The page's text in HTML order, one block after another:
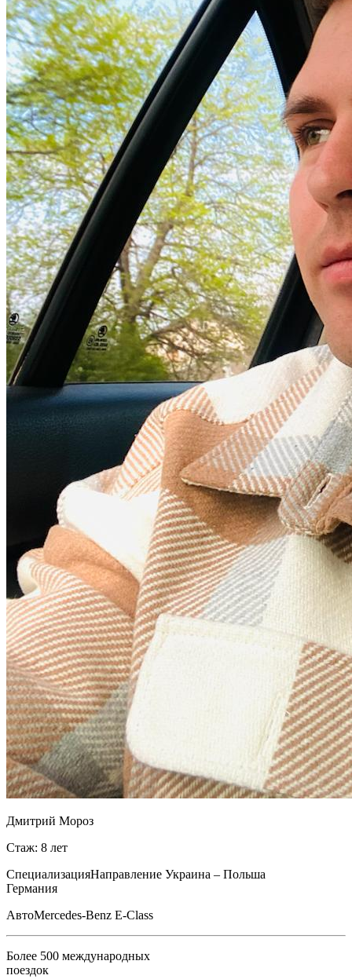
Дмитрий Мороз
Стаж: 8 лет
СпециализацияНаправление Украина – Польша
Германия
АвтоMercedes-Benz E-Class
Более 500 международных
поездок